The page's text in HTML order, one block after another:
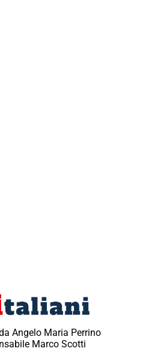
Angelo Maria Perrino
Marco Scotti